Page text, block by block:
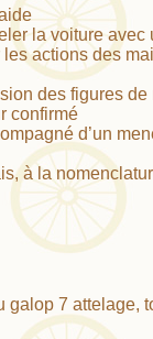
la voiture
actions des
des figures
confirmé
d’un
à la
7